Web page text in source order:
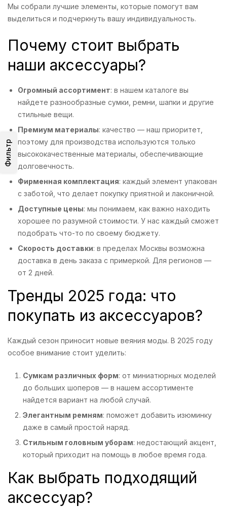
Фильтр
Мы собрали лучшие элементы, которые помогут вам
выделиться и подчеркнуть вашу индивидуальность.
Почему стоит выбрать
наши аксессуары?
Огромный ассортимент: в нашем каталоге вы
найдете разнообразные сумки, ремни, шапки и другие
стильные вещи.
Премиум материалы: качество — наш приоритет,
поэтому для производства используются только
высококачественные материалы, обеспечивающие
долговечность.
Фирменная комплектация: каждый элемент упакован
с заботой, что делает покупку приятной и лаконичной.
Доступные цены: мы понимаем, как важно находить
хорошее по разумной стоимости. У нас каждый сможет
подобрать что-то по своему бюджету.
Скорость доставки: в пределах Москвы возможна
доставка в день заказа с примеркой. Для регионов —
от 2 дней.
Тренды 2025 года: что
покупать из аксессуаров?
Каждый сезон приносит новые веяния моды. В 2025 году
особое внимание стоит уделить:
Сумкам различных форм: от миниатюрных моделей
до больших шоперов — в нашем ассортименте
найдется вариант на любой случай.
Элегантным ремням: поможет добавить изюминку
даже в самый простой наряд.
Стильным головным уборам: недостающий акцент,
который приходит на помощь в любое время года.
Как выбрать подходящий
аксессуар?